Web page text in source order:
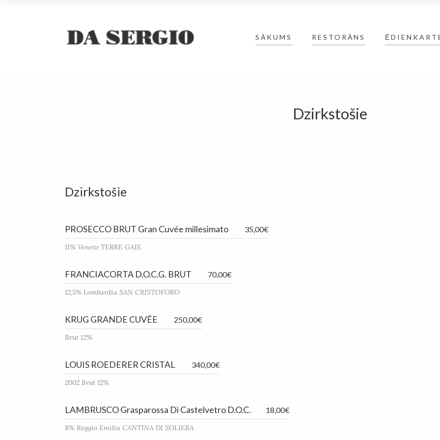
SĀKUMS RESTORĀNS
Dzirkstošie
Dzirkstošie
PROSECCO BRUT Gran Cuvée millesimato 35,00€
11% Veneto TERRE GAIE
FRANCIACORTA D.O.C.G. BRUT 70,00€
12,5% Lombardia SAN CRISTOFORO
KRUG GRANDE CUVÉE 250,00€
Brut 12%
LOUIS ROEDERER CRISTAL 340,00€
2002 Brut 12%
LAMBRUSCO Grasparossa Di Castelvetro D.O.C. 18,00€
8% Reggio Emilia CANTINA DI SOLIERA